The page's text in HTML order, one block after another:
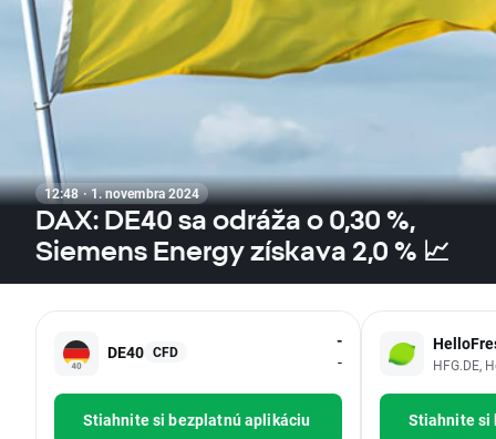
12:48 · 1. novembra 2024
DAX: DE40 sa odráža o 0,30 %,
Siemens Energy získava 2,0 % 📈
DE40 CFD
-
-
Stiahnite si bezplatnú aplikáciu
HFG.DE,
Stiahnite si